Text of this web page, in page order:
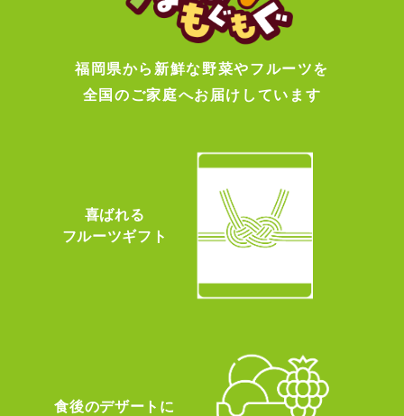
福岡県から新鮮な野菜やフルーツを
全国のご家庭へお届けしています
喜ばれる
フルーツギフト
食後のデザートに